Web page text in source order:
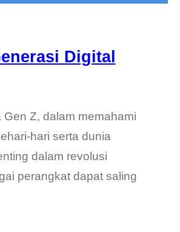
Digital
Z, dalam memahami
hari serta dunia
dalam revolusi
perangkat dapat saling